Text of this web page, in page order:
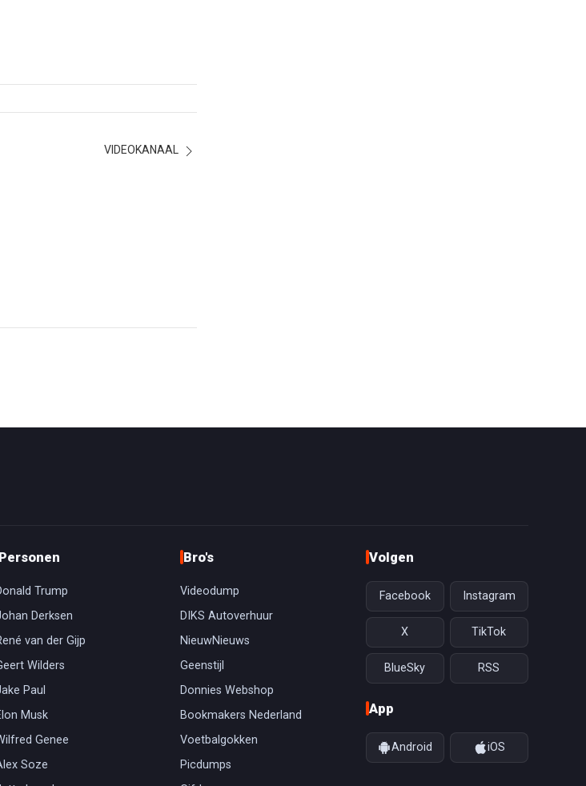
VIDEOKANAAL
Personen
Trump
Derksen
van der Gijp
Wilders
Paul
Musk
Genee
Soze
Bro's
Videodump
DIKS Autoverhuur
NieuwNieuws
Geenstijl
Donnies Webshop
Bookmakers Nederland
Voetbalgokken
Picdumps
Volgen
Facebook Instagram
X TikTok
BlueSky RSS
App
Android iOS